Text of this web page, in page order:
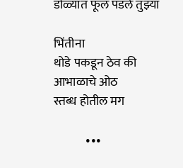
डोळ्यात फूल पडले तुझ्या
भिंतीना
थोडे पकडून ठेव की
आभाळाचे ओठ
स्तब्ध होतील मग
•••